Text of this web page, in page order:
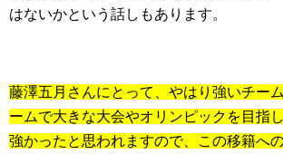
はないかという話しもあります。
藤澤五月さんにとって、やはり強いチー
ームで大きな大会やオリンピックを目指
強かったと思われますので、この移籍へ